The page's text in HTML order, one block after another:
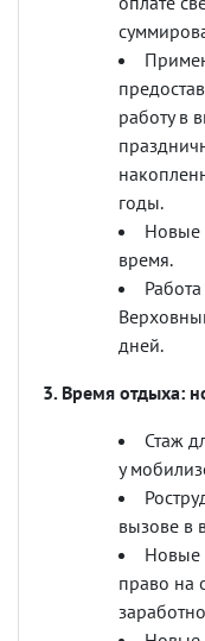
работу в
годы.
Новые
время.
дней.
3. Время отдыха:
Стаж
у
вызове в
Новые
право на